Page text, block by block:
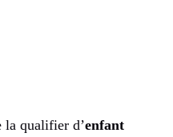
la qualifier d’enfant